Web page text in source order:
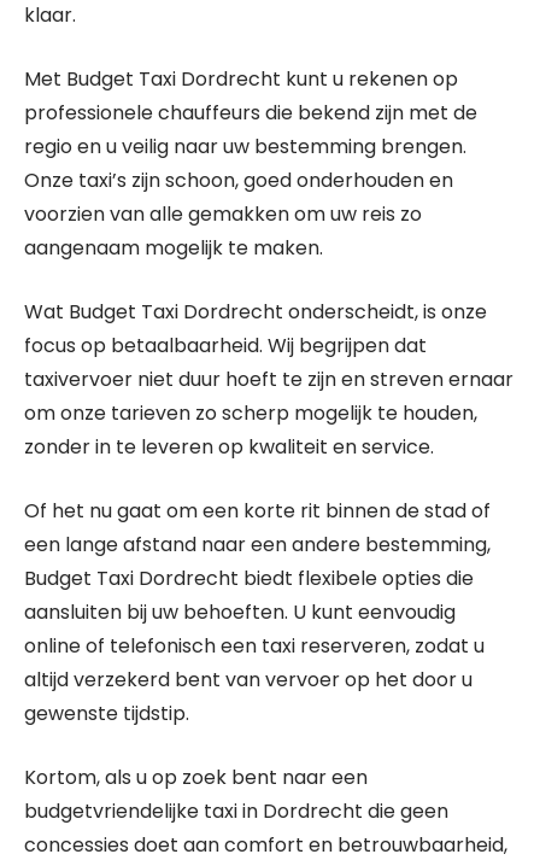
klaar.
Met Budget Taxi Dordrecht kunt u rekenen op
professionele chauffeurs die bekend zijn met de
regio en u veilig naar uw bestemming brengen.
Onze taxi’s zijn schoon, goed onderhouden en
voorzien van alle gemakken om uw reis zo
aangenaam mogelijk te maken.
Wat Budget Taxi Dordrecht onderscheidt, is onze
focus op betaalbaarheid. Wij begrijpen dat
taxivervoer niet duur hoeft te zijn en streven ernaar
om onze tarieven zo scherp mogelijk te houden,
zonder in te leveren op kwaliteit en service.
Of het nu gaat om een korte rit binnen de stad of
een lange afstand naar een andere bestemming,
Budget Taxi Dordrecht biedt flexibele opties die
aansluiten bij uw behoeften. U kunt eenvoudig
online of telefonisch een taxi reserveren, zodat u
altijd verzekerd bent van vervoer op het door u
gewenste tijdstip.
Kortom, als u op zoek bent naar een
budgetvriendelijke taxi in Dordrecht die geen
concessies doet aan comfort en betrouwbaarheid,